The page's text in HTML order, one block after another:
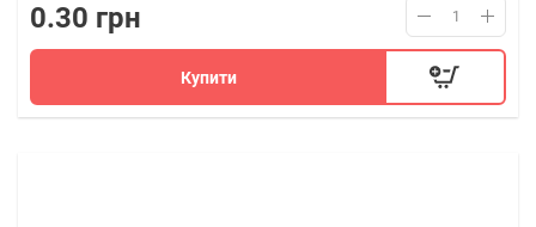
0.30 грн
Купити